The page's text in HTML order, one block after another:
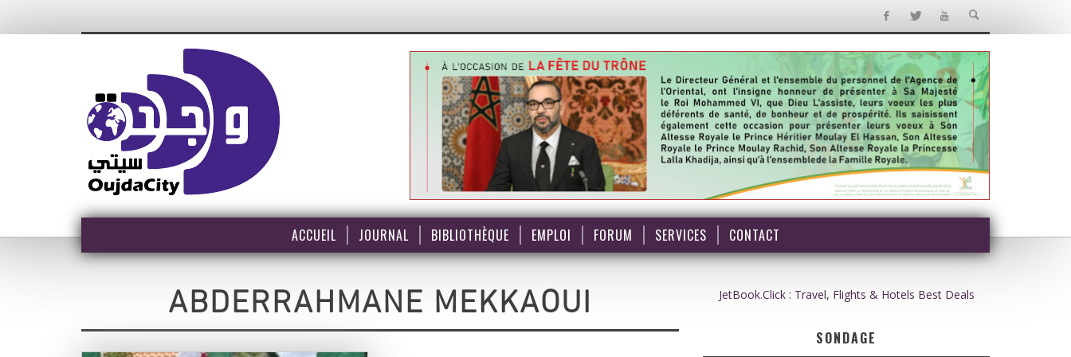
ACCUEIL JOURNAL BIBLIOTHÈQUE EMPLOI FORUM SERVICES CONTACT
ABDERRAHMANE MEKKAOUI JetBook.Click : Travel, Flights & Hotels Best Deals
SONDAGE